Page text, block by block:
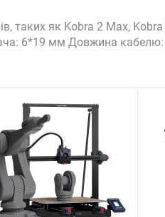
таких як Kobra 2 Max,
6*19 мм Довжина